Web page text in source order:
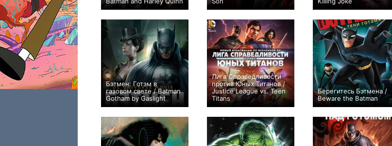
+47 +10 +52
Бэтмен: Готэм в
газовом свете / Batman
Gotham by Gaslight
+37
Лига Справедливости
против Юных Титанов /
Justice League vs. Teen
Titans
+49
Берегитесь Бэтмена /
Beware the Batman
+44 26 148